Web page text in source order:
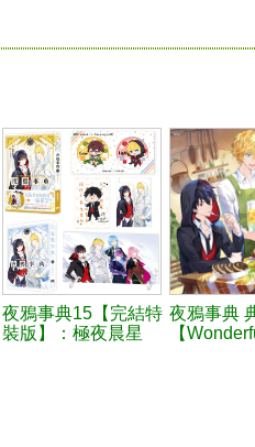
夜鴉事典15【完結特
裝版】：極夜晨星
夜鴉事典
【